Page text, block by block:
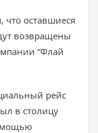
оставшиеся
возвращены
“Флай
рейс
в столицу